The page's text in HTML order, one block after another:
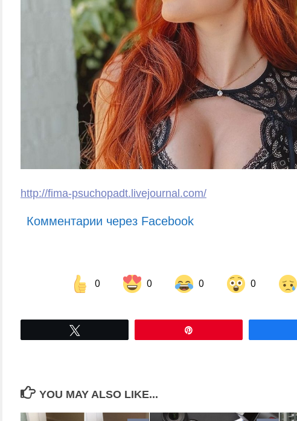
http://fima-psuchopadt.livejournal.com/
Комментарии через Facebook
0 0 0 0
Share on Facebook Share on LinkedIn
YOU MAY ALSO LIKE...